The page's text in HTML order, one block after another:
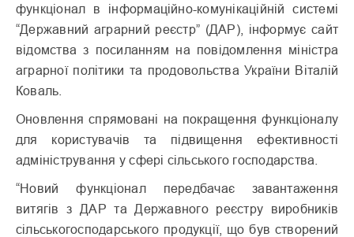
функціонал в інформаційно-комунікаційній системі
“Державний аграрний реєстр” (ДАР), інформує сайт
відомства з посиланням на повідомлення міністра
аграрної політики та продовольства України Віталій
Коваль.
Оновлення спрямовані на покращення функціоналу
для користувачів та підвищення ефективності
адміністрування у сфері сільського господарства.
“Новий функціонал передбачає завантаження
витягів з ДАР та Державного реєстру виробників
сільськогосподарського продукції, що був створений